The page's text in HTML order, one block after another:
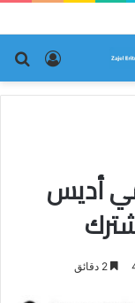
تسجيل
الدخول
أديس